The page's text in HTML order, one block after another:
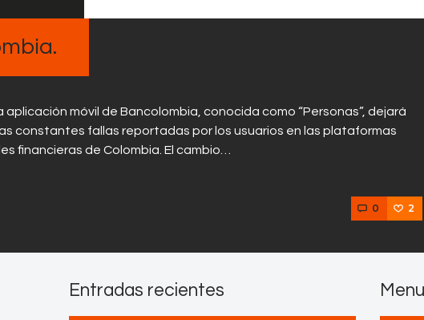
móvil de Bancolombia, conocida como “Personas”, dejará
constantes fallas reportadas por los usuarios en las plataformas
financieras de Colombia. El cambio…
0 2
Entradas recientes Menu